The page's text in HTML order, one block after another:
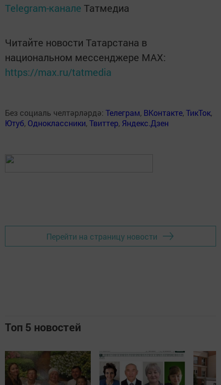
Telegram-канале Татмедиа
Читайте новости Татарстана в
национальном мессенджере MАХ:
https://max.ru/tatmedia
Без социаль челтәрләрдә: Телеграм, ВКонтакте,ТикТок,
Ютуб, Одноклассники,Твиттер, Яндекс.Дзен
Перейти на страницу новости
Топ 5 новостей